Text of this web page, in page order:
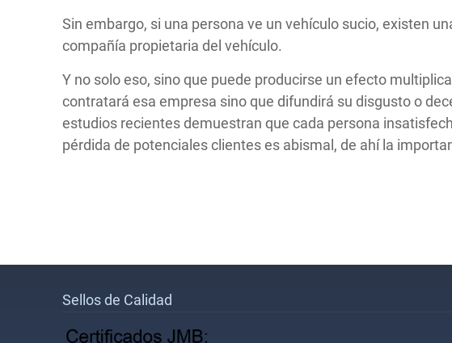
Sin embargo, si una persona ve un vehículo sucio, existen
compañía propietaria del vehículo.
Y no solo eso, sino que puede producirse un efecto
contratará esa empresa sino que difundirá su disgusto o
estudios recientes demuestran que cada persona
pérdida de potenciales clientes es abismal, de ahí la
Sellos de Calidad